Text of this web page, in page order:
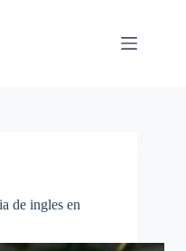
de ingles en